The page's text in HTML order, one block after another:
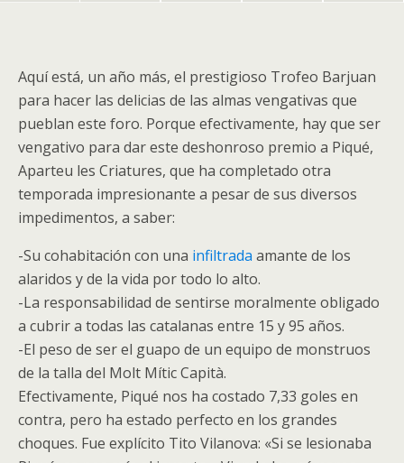
Aquí está, un año más, el prestigioso Trofeo Barjuan
para hacer las delicias de las almas vengativas que
pueblan este foro. Porque efectivamente, hay que ser
vengativo para dar este deshonroso premio a Piqué,
Aparteu les Criatures, que ha completado otra
temporada impresionante a pesar de sus diversos
impedimentos, a saber:
-Su cohabitación con una infiltrada amante de los
alaridos y de la vida por todo lo alto.
-La responsabilidad de sentirse moralmente obligado
a cubrir a todas las catalanas entre 15 y 95 años.
-El peso de ser el guapo de un equipo de monstruos
de la talla del Molt Mític Capità.
Efectivamente, Piqué nos ha costado 7,33 goles en
contra, pero ha estado perfecto en los grandes
choques. Fue explícito Tito Vilanova: «Si se lesionaba